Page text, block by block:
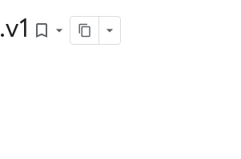
.v1 bookmark_border